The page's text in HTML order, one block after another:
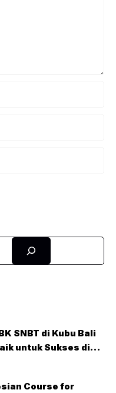
SNBT di Kubu Bali
untuk Sukses di
Course for